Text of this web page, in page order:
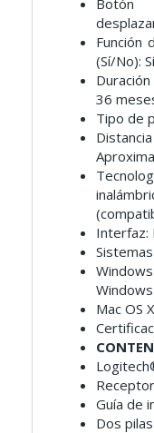
Función
(Sí/No): Sí
36
Tipo de
Interfaz:
Windows
Mac OS
Guía de
Dos